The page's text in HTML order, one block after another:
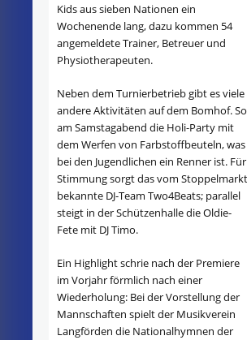
Kids aus sieben Nationen ein
Wochenende lang, dazu kommen 54
angemeldete Trainer, Betreuer und
Physiotherapeuten.
Neben dem Turnierbetrieb gibt es viele
andere Aktivitäten auf dem Bomhof. So
am Samstagabend die Holi-Party mit
dem Werfen von Farbstoffbeuteln, was
bei den Jugendlichen ein Renner ist. Für
Stimmung sorgt das vom Stoppelmarkt
bekannte DJ-Team Two4Beats; parallel
steigt in der Schützenhalle die Oldie-
Fete mit DJ Timo.
Ein Highlight schrie nach der Premiere
im Vorjahr förmlich nach einer
Wiederholung: Bei der Vorstellung der
Mannschaften spielt der Musikverein
Langförden die Nationalhymnen der